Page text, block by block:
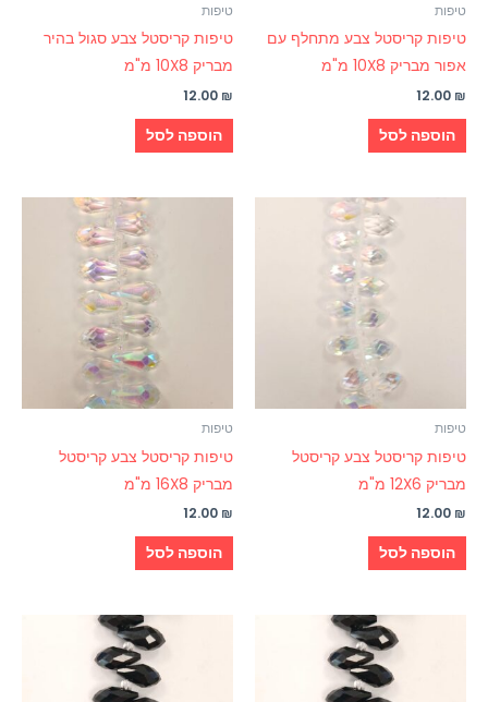
טיפות
טיפות קריסטל צבע מתחלף עם
אפור מבריק 10X8 מ"מ
12.00 ₪
הוספה לסל
טיפות
טיפות קריסטל צבע סגול בהיר
מבריק 10X8 מ"מ
12.00 ₪
הוספה לסל
טיפות
טיפות קריסטל צבע קריסטל
מבריק 12X6 מ"מ
12.00 ₪
הוספה לסל
טיפות
טיפות קריסטל צבע קריסטל
מבריק 16X8 מ"מ
12.00 ₪
הוספה לסל